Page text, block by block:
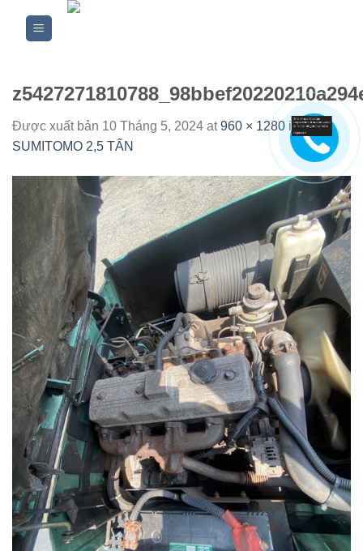
Được xuất bản 10 Tháng 5, 2024 at960 × 1280 inXE
SUMITOMO 2,5 TẤN